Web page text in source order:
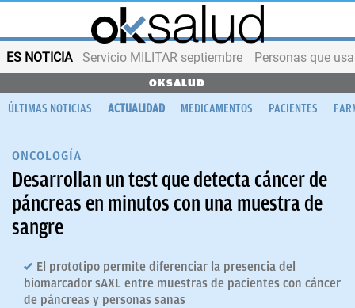
ES NOTICIA Servicio MILITAR septiembre Personas que
OKSALUD
ÚLTIMAS NOTICIAS ACTUALIDAD MEDICAMENTOS PACIENTES
ONCOLOGÍA
Desarrollan un test que detecta cáncer de
páncreas en minutos con una muestra de
sangre
El prototipo permite diferenciar la presencia del
biomarcador sAXL entre muestras de pacientes con cáncer
de páncreas y personas sanas